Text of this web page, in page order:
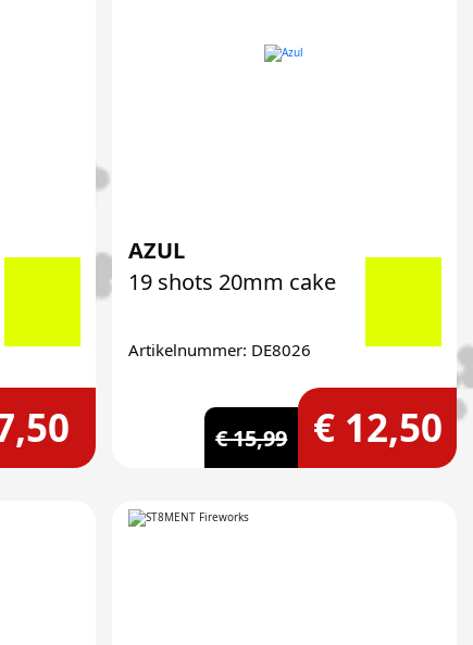
AZUL
19 shots 20mm cake
Artikelnummer: DE8026
€ 15,99 € 12,50